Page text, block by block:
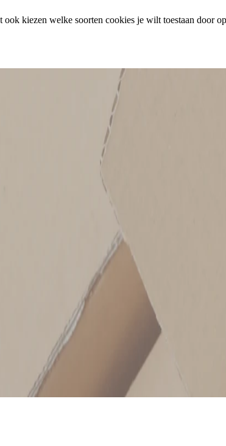
kiezen welke soorten cookies je wilt toestaan door